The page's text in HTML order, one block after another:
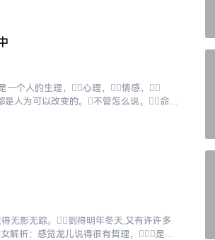
一个人的生理，心理，情感，
是人为可以改变的。不管怎么说，命
无影无踪。到得明年冬天,又有许许多
解析：感觉龙儿说得很有哲理，是